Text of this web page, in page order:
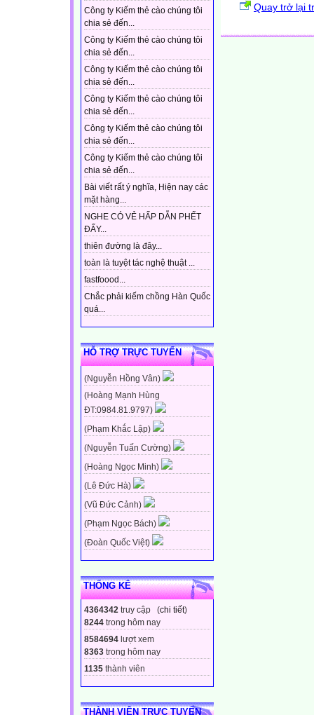
Công ty Kiếm thẻ cào chúng tôi
chia sẻ đến...
Công ty Kiếm thẻ cào chúng tôi
chia sẻ đến...
Công ty Kiếm thẻ cào chúng tôi
chia sẻ đến...
Công ty Kiếm thẻ cào chúng tôi
chia sẻ đến...
Công ty Kiếm thẻ cào chúng tôi
chia sẻ đến...
Công ty Kiếm thẻ cào chúng tôi
chia sẻ đến...
Bài viết rất ý nghĩa, Hiện nay các
mặt hàng...
NGHE CÓ VẺ HẤP DẪN PHẾT
ĐẤY...
thiên đường là đây...
toàn là tuyệt tác nghệ thuật ...
fastfoood...
Chắc phải kiếm chồng Hàn Quốc
quá...
HỖ TRỢ TRỰC TUYẾN
(Nguyễn Hồng Vân)
(Hoàng Mạnh Hùng
ĐT:0984.81.9797)
(Phạm Khắc Lập)
(Nguyễn Tuấn Cường)
(Hoàng Ngọc Minh)
(Lê Đức Hà)
(Vũ Đức Cảnh)
(Phạm Ngọc Bách)
(Đoàn Quốc Việt)
THỐNG KÊ
4364342 truy cập (chi tiết)
8244 trong hôm nay
8584694 lượt xem
8363 trong hôm nay
1135 thành viên
THÀNH VIÊN TRỰC TUYẾN
Quay trở lại